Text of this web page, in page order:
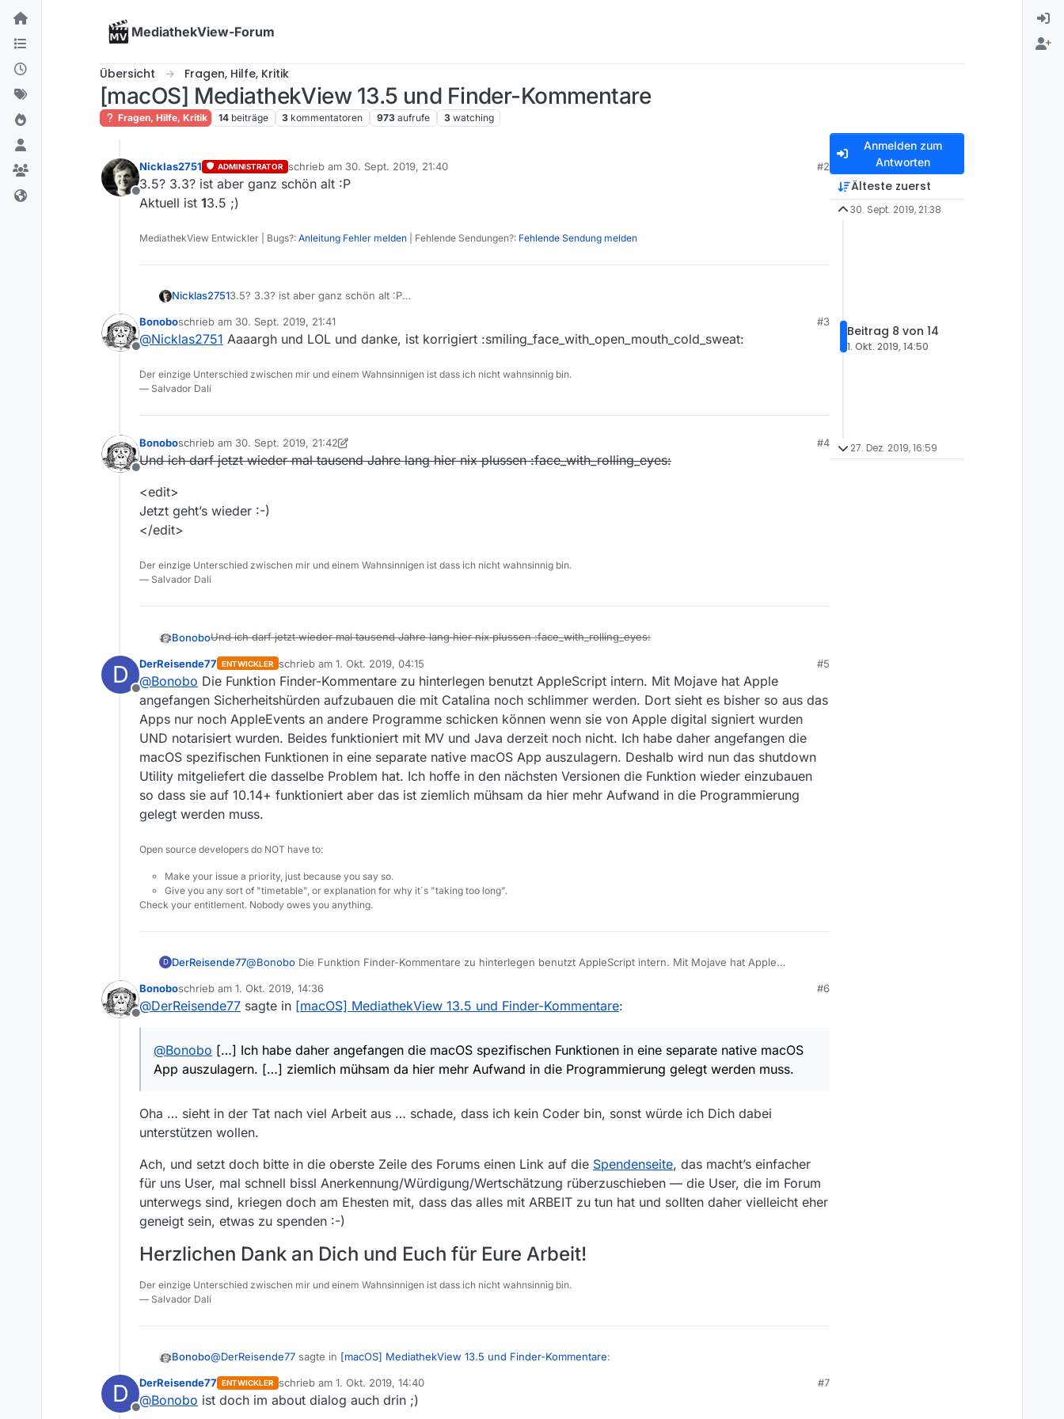
Skip to content
MediathekView-Forum
Übersicht Fragen, Hilfe, Kritik
[macOS] MediathekView 13.5 und Finder-Kommentare
Fragen, Hilfe, Kritik 14 beiträge 3 kommentatoren 973 aufrufe 3 watching
Offline
Nicklas2751 ADMINISTRATOR schrieb am 30. Sept. 2019, 21:40
zuletzt editiert von
#2
3.5? 3.3? ist aber ganz schön alt :P
Aktuell ist 13.5 ;)
MediathekView Entwickler | Bugs?: Anleitung Fehler melden | Fehlende Sendungen?: Fehlende Sendung melden
Nicklas27513.5? 3.3? ist aber ganz schön alt :P
Offline
Bonoboschrieb am 30. Sept. 2019, 21:41
zuletzt editiert von
#3
@Nicklas2751 Aaaargh und LOL und danke, ist korrigiert :smiling_face_with_open_mouth_cold_sweat:
Der einzige Unterschied zwischen mir und einem Wahnsinnigen ist dass ich nicht wahnsinnig bin.
— Salvador Dalí
Offline
Bonoboschrieb am 30. Sept. 2019, 21:42
zuletzt editiert von Bonobo10. Jan. 2019, 16:39
#4
Und ich darf jetzt wieder mal tausend Jahre lang hier nix plussen :face_with_rolling_eyes:
<edit>
Jetzt geht’s wieder :-)
</edit>
Der einzige Unterschied zwischen mir und einem Wahnsinnigen ist dass ich nicht wahnsinnig bin.
— Salvador Dalí
BonoboUnd ich darf jetzt wieder mal tausend Jahre lang hier nix plussen :face_with_rolling_eyes:
<edit>
Jetzt geht’s wieder :-)
</edit>
D
Offline
DerReisende77 ENTWICKLER schrieb am 1. Okt. 2019, 04:15
zuletzt editiert von
#5
@Bonobo Die Funktion Finder-Kommentare zu hinterlegen benutzt AppleScript intern. Mit Mojave hat Apple
angefangen Sicherheitshürden aufzubauen die mit Catalina noch schlimmer werden. Dort sieht es bisher so aus das
Apps nur noch AppleEvents an andere Programme schicken können wenn sie von Apple digital signiert wurden
UND notarisiert wurden. Beides funktioniert mit MV und Java derzeit noch nicht. Ich habe daher angefangen die
macOS spezifischen Funktionen in eine separate native macOS App auszulagern. Deshalb wird nun das shutdown
Utility mitgeliefert die dasselbe Problem hat. Ich hoffe in den nächsten Versionen die Funktion wieder einzubauen
so dass sie auf 10.14+ funktioniert aber das ist ziemlich mühsam da hier mehr Aufwand in die Programmierung
gelegt werden muss.
Open source developers do NOT have to:
Make your issue a priority, just because you say so.
Give you any sort of "timetable", or explanation for why it´s "taking too long".
Check your entitlement. Nobody owes you anything.
D DerReisende77@Bonobo Die Funktion Finder-Kommentare zu hinterlegen benutzt AppleScript intern. Mit Mojave hat Apple
Apps nur noch AppleEvents an andere Programme schicken können wenn sie von Apple digital signiert wurden
UND notarisiert wurden. Beides funktioniert mit MV und Java derzeit noch nicht. Ich habe daher angefangen die
dass sie auf 10.14+ funktioniert aber das ist ziemlich mühsam da hier mehr Aufwand in die Programmierung gelegt
werden muss.
Offline
Bonoboschrieb am 1. Okt. 2019, 14:36
zuletzt editiert von
#6
@DerReisende77 sagte in [macOS] MediathekView 13.5 und Finder-Kommentare:
@Bonobo […] Ich habe daher angefangen die macOS spezifischen Funktionen in eine separate native macOS
App auszulagern. […] ziemlich mühsam da hier mehr Aufwand in die Programmierung gelegt werden muss.
Oha … sieht in der Tat nach viel Arbeit aus … schade, dass ich kein Coder bin, sonst würde ich Dich dabei
unterstützen wollen.
Ach, und setzt doch bitte in die oberste Zeile des Forums einen Link auf die Spendenseite, das macht’s einfacher
für uns User, mal schnell bissl Anerkennung/Würdigung/Wertschätzung rüberzuschieben — die User, die im Forum
unterwegs sind, kriegen doch am Ehesten mit, dass das alles mit ARBEIT zu tun hat und sollten daher vielleicht eher
geneigt sein, etwas zu spenden :-)
Herzlichen Dank an Dich und Euch für Eure Arbeit!
Der einzige Unterschied zwischen mir und einem Wahnsinnigen ist dass ich nicht wahnsinnig bin.
— Salvador Dalí
Bonobo@DerReisende77 sagte in [macOS] MediathekView 13.5 und Finder-Kommentare:
@Bonobo[…] Ich habe daher angefangen die macOS spezifischen Funktionen in eine separate native macOS App
D DerReisende77 ENTWICKLER schrieb am 1. Okt. 2019, 14:40
zuletzt editiert von
#7
@Bonobo ist doch im about dialog auch drin ;)
Anmelden zum
Antworten
Älteste zuerst
30. Sept. 2019, 21:38
Beitrag 8 von 14
1. Okt. 2019, 14:50
27. Dez. 2019, 16:59